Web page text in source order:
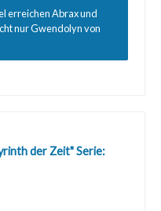
erreichen Abrax und
nur Gwendolyn von
der Zeit" Serie: